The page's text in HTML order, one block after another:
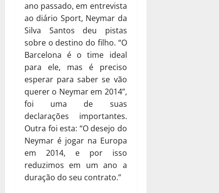
ano passado, em entrevista
ao diário Sport, Neymar da
Silva Santos deu pistas
sobre o destino do filho. “O
Barcelona é o time ideal
para ele, mas é preciso
esperar para saber se vão
querer o Neymar em 2014”,
foi uma de suas
declarações importantes.
Outra foi esta: “O desejo do
Neymar é jogar na Europa
em 2014, e por isso
reduzimos em um ano a
duração do seu contrato.”